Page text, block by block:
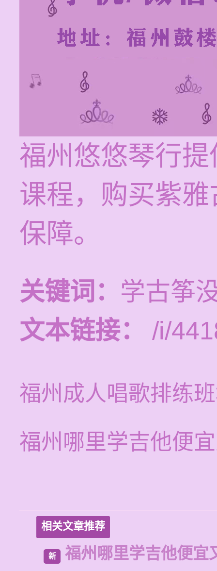
福州悠悠琴行
课程，购买紫
保障。
关键词： 学古筝
文本链接：
/i/
福州成人唱歌排练
福州哪里学吉他便
相关文章推荐
新 福州哪里学吉他便宜